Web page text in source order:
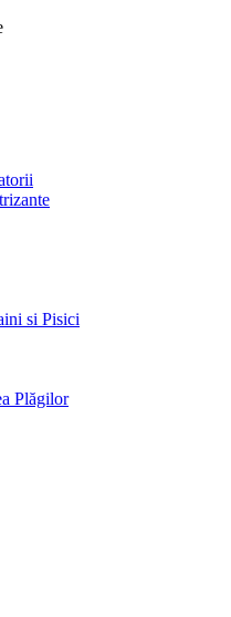
si Pisici
Plăgilor